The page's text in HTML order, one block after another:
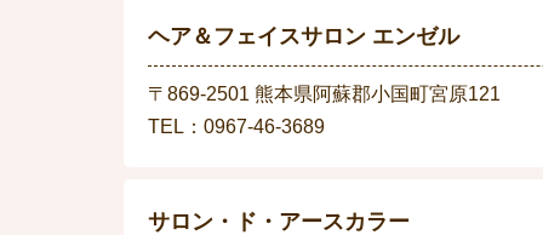
ヘア＆フェイスサロン エンゼル
〒869-2501 熊本県阿蘇郡小国町宮原121
TEL：0967-46-3689
サロン・ド・アースカラー